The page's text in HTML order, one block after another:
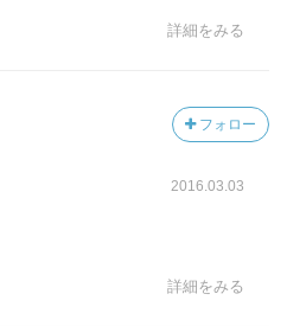
詳細をみる
フォロー
2016.03.03
詳細をみる